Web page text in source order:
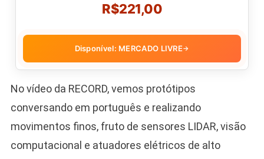
R$221,00
Disponível: MERCADO LIVRE→
No vídeo da RECORD, vemos protótipos
conversando em português e realizando
movimentos finos, fruto de sensores LIDAR, visão
computacional e atuadores elétricos de alto